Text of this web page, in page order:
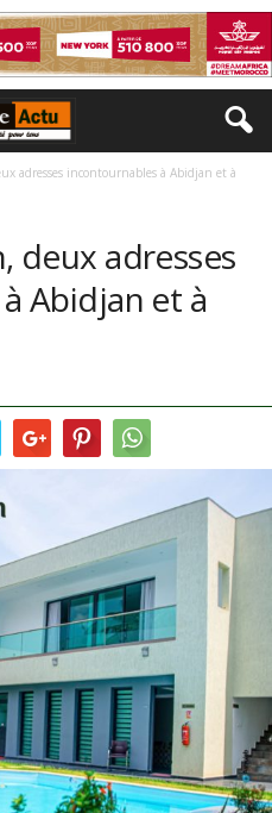
adresses incontournables à Abidjan et à
deux adresses
Abidjan et à